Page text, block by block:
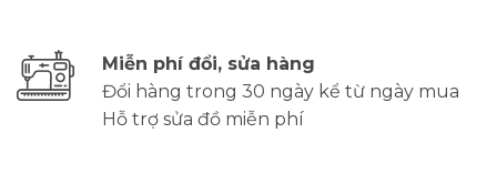
Miễn phí đổi, sửa hàng
Đổi hàng trong 30 ngày kể từ ngày mua
Hỗ trợ sửa đồ miễn phí